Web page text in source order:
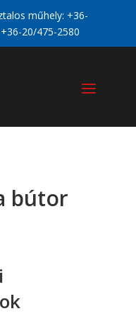
műhely: +36-
+36-20/475-2580
bútor